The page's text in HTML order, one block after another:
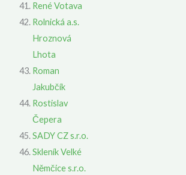
René Votava
Rolnická a.s.
Hroznová
Lhota
Roman
Jakubčík
Rostislav
Čepera
SADY CZ s.r.o.
Skleník Velké
Němčice s.r.o.